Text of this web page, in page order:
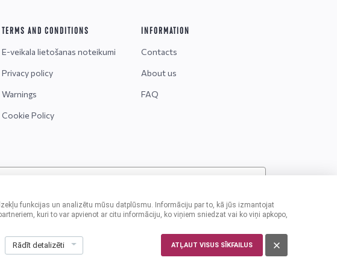
funkcijas un analizētu mūsu datplūsmu. Informāciju par to, kā jūs izmantojat
kuri to var apvienot ar citu informāciju, ko viņiem sniedzat vai ko viņi apkopo,
ATĻAUT VISUS SĪKFAILUS
Rādīt detalizēti
TERMS AND CONDITIONS
E-veikala lietošanas noteikumi
Privacy policy
Warnings
Cookie Policy
INFORMATION
Contacts
About us
FAQ